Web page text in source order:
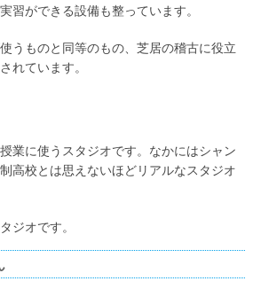
習ができる設備も整っています。
うものと同等のもの、芝居の稽古に役立
れています。
業に使うスタジオです。なかにはシャン
高校とは思えないほどリアルなスタジオ
ジオです。